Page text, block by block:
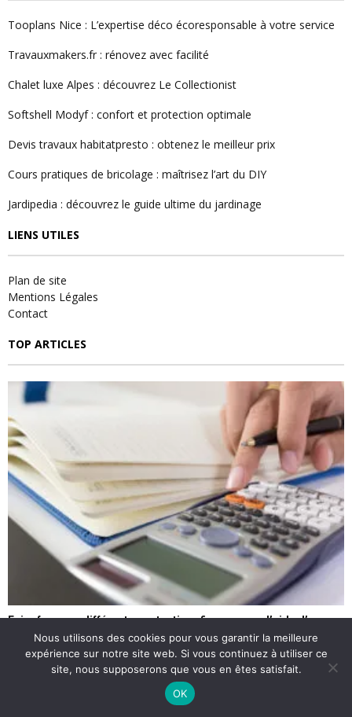
Tooplans Nice : L’expertise déco écoresponsable à votre service
Travauxmakers.fr : rénovez avec facilité
Chalet luxe Alpes : découvrez Le Collectionist
Softshell Modyf : confort et protection optimale
Devis travaux habitatpresto : obtenez le meilleur prix
Cours pratiques de bricolage : maîtrisez l’art du DIY
Jardipedia : découvrez le guide ultime du jardinage
LIENS UTILES
Plan de site
Mentions Légales
Contact
TOP ARTICLES
Faire face aux différents contentieux fiscaux avec l’aide d’un
avocat fiscaliste
30 mars 2019
Nous utilisons des cookies pour vous garantir la meilleure
expérience sur notre site web. Si vous continuez à utiliser ce
site, nous supposerons que vous en êtes satisfait.
OK